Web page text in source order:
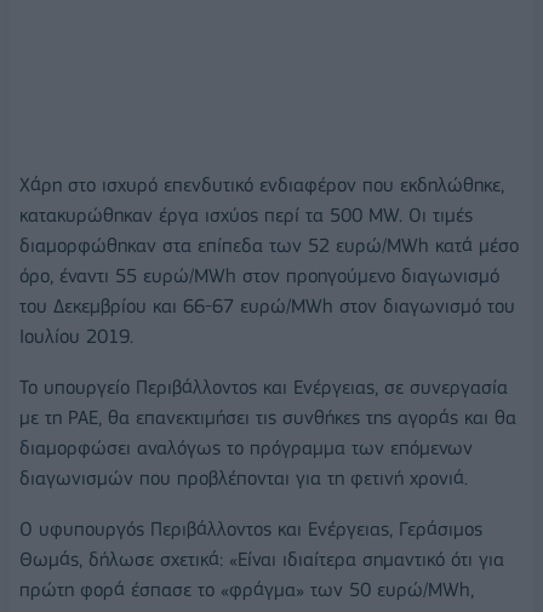
Χάρη στο ισχυρό επενδυτικό ενδιαφέρον που εκδηλώθηκε,
κατακυρώθηκαν έργα ισχύος περί τα 500 MW. Οι τιμές
διαμορφώθηκαν στα επίπεδα των 52 ευρώ/MWh κατά μέσο
όρο, έναντι 55 ευρώ/MWh στον προηγούμενο διαγωνισμό
του Δεκεμβρίου και 66-67 ευρώ/MWh στον διαγωνισμό του
Ιουλίου 2019.
Το υπουργείο Περιβάλλοντος και Ενέργειας, σε συνεργασία
με τη ΡΑΕ, θα επανεκτιμήσει τις συνθήκες της αγοράς και θα
διαμορφώσει αναλόγως το πρόγραμμα των επόμενων
διαγωνισμών που προβλέπονται για τη φετινή χρονιά.
Ο υφυπουργός Περιβάλλοντος και Ενέργειας, Γεράσιμος
Θωμάς, δήλωσε σχετικά: «Είναι ιδιαίτερα σημαντικό ότι για
πρώτη φορά έσπασε το «φράγμα» των 50 ευρώ/MWh,